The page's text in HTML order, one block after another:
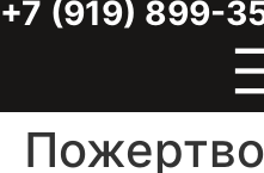
+7 (919) 899-